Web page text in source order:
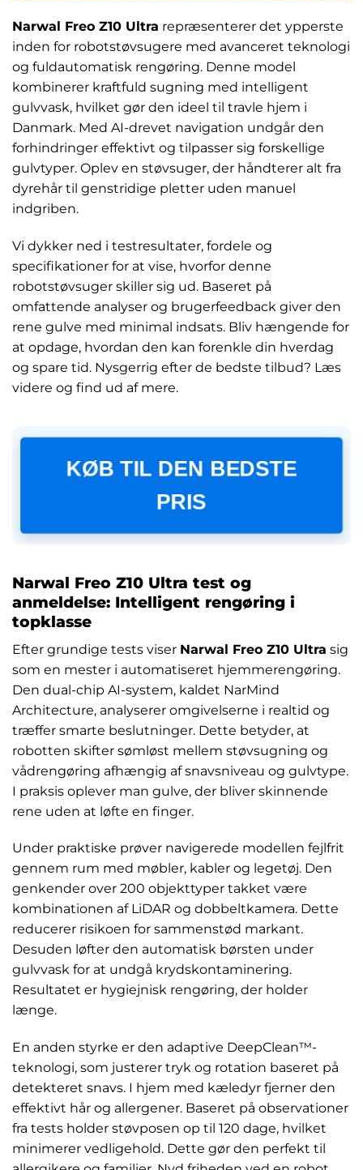
Narwal Freo Z10 Ultra repræsenterer det ypperste
inden for robotstøvsugere med avanceret teknologi
og fuldautomatisk rengøring. Denne model
kombinerer kraftfuld sugning med intelligent
gulvvask, hvilket gør den ideel til travle hjem i
Danmark. Med AI-drevet navigation undgår den
forhindringer effektivt og tilpasser sig forskellige
gulvtyper. Oplev en støvsuger, der håndterer alt fra
dyrehår til genstridige pletter uden manuel
indgriben.
Vi dykker ned i testresultater, fordele og
specifikationer for at vise, hvorfor denne
robotstøvsuger skiller sig ud. Baseret på
omfattende analyser og brugerfeedback giver den
rene gulve med minimal indsats. Bliv hængende for
at opdage, hvordan den kan forenkle din hverdag
og spare tid. Nysgerrig efter de bedste tilbud? Læs
videre og find ud af mere.
KØB TIL DEN BEDSTE
PRIS
Narwal Freo Z10 Ultra test og
anmeldelse: Intelligent rengøring i
topklasse
Efter grundige tests viser Narwal Freo Z10 Ultra sig
som en mester i automatiseret hjemmerengøring.
Den dual-chip AI-system, kaldet NarMind
Architecture, analyserer omgivelserne i realtid og
træffer smarte beslutninger. Dette betyder, at
robotten skifter sømløst mellem støvsugning og
vådrengøring afhængig af snavsniveau og gulvtype.
I praksis oplever man gulve, der bliver skinnende
rene uden at løfte en finger.
Under praktiske prøver navigerede modellen fejlfrit
gennem rum med møbler, kabler og legetøj. Den
genkender over 200 objekttyper takket være
kombinationen af LiDAR og dobbeltkamera. Dette
reducerer risikoen for sammenstød markant.
Desuden løfter den automatisk børsten under
gulvvask for at undgå krydskontaminering.
Resultatet er hygiejnisk rengøring, der holder
længe.
En anden styrke er den adaptive DeepClean™-
teknologi, som justerer tryk og rotation baseret på
detekteret snavs. I hjem med kæledyr fjerner den
effektivt hår og allergener. Baseret på observationer
fra tests holder støvposen op til 120 dage, hvilket
minimerer vedligehold. Dette gør den perfekt til